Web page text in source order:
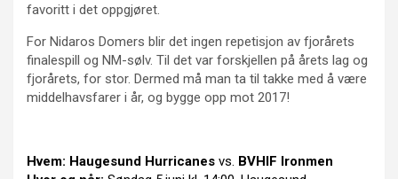
favoritt i det oppgjøret.
For Nidaros Domers blir det ingen repetisjon av fjorårets
finalespill og NM-sølv. Til det var forskjellen på årets lag og
fjorårets, for stor. Dermed må man ta til takke med å være
middelhavsfarer i år, og bygge opp mot 2017!
Hvem: Haugesund Hurricanes vs. BVHIF Ironmen